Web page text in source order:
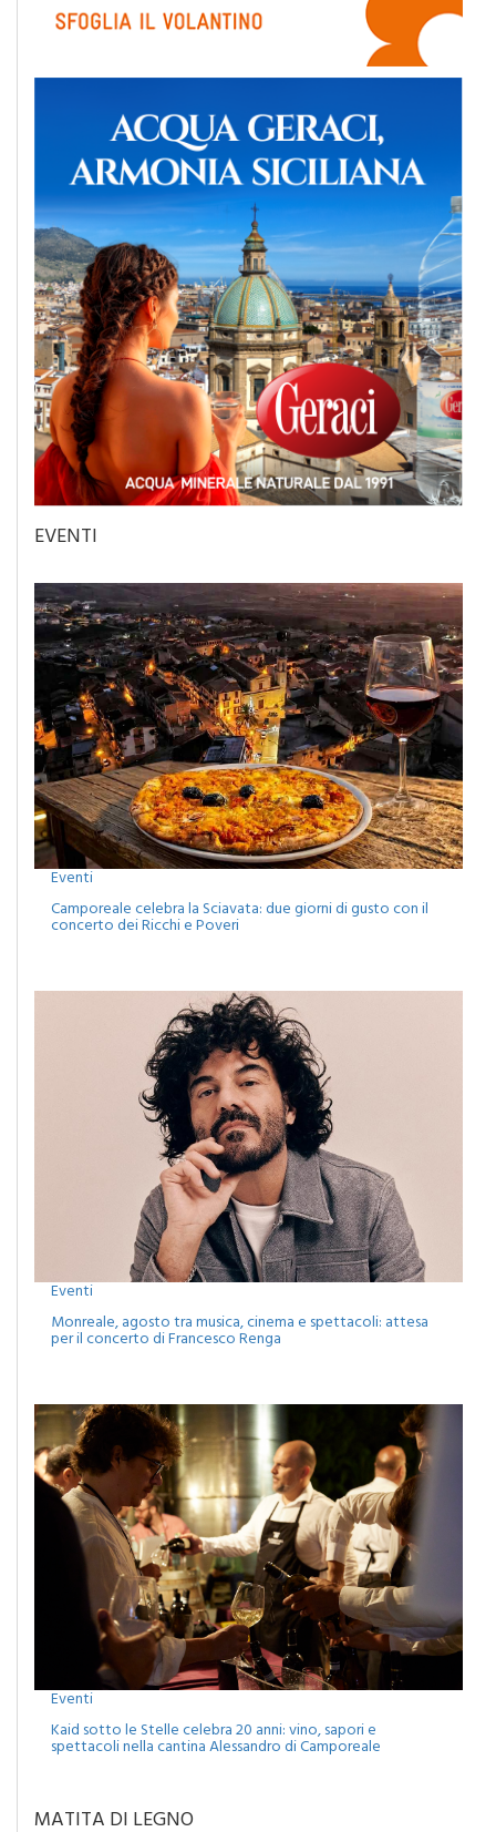
Eventi
Camporeale celebra la Sciavata: due giorni di gusto con il
Eventi
Monreale, agosto tra musica, cinema e spettacoli: attesa
Eventi
Kaid sotto le Stelle celebra 20 anni: vino, sapori e